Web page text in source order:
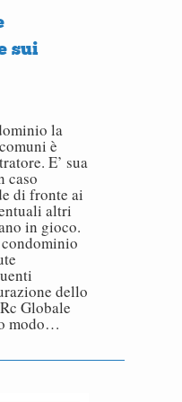
sui
la
è
E’ sua
caso
di fronte ai
altri
in gioco.
dello
Globale
modo…